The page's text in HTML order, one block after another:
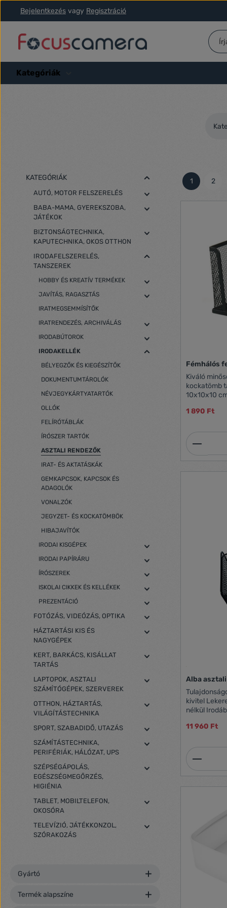
a fő tartalomra
Ugrás a kereséshez
Ugrás a fő navigációhoz
Bejelentkezés vagy Regisztráció
Kategóriák
KATEGÓRIÁK
AUTÓ, MOTOR FELSZERELÉS
BABA-MAMA, GYEREKSZOBA,
JÁTÉKOK
BIZTONSÁGTECHNIKA,
KAPUTECHNIKA, OKOS OTTHON
IRODAFELSZERELÉS,
TANSZEREK
HOBBY ÉS KREATÍV TERMÉKEK
JAVÍTÁS, RAGASZTÁS
IRATMEGSEMMÍSÍTŐK
IRATRENDEZÉS, ARCHIVÁLÁS
IRODABÚTOROK
IRODAKELLÉK
BÉLYEGZŐK ÉS KIEGÉSZÍTŐK
DOKUMENTUMTÁROLÓK
NÉVJEGYKÁRTYATARTÓK
OLLÓK
FELÍRÓTÁBLÁK
ÍRÓSZER TARTÓK
ASZTALI RENDEZŐK
IRAT- ÉS AKTATÁSKÁK
GEMKAPCSOK, KAPCSOK ÉS
ADAGOLÓK
VONALZÓK
JEGYZET- ÉS KOCKATÖMBÖK
HIBAJAVÍTÓK
IRODAI KISGÉPEK
IRODAI PAPÍRÁRU
ÍRÓSZEREK
ISKOLAI CIKKEK ÉS KELLÉKEK
PREZENTÁCIÓ
FOTÓZÁS, VIDEÓZÁS, OPTIKA
HÁZTARTÁSI KIS ÉS
NAGYGÉPEK
KERT, BARKÁCS, KISÁLLAT
TARTÁS
LAPTOPOK, ASZTALI
SZÁMÍTÓGÉPEK, SZERVEREK
OTTHON, HÁZTARTÁS,
VILÁGÍTÁSTECHNIKA
SPORT, SZABADIDŐ, UTAZÁS
SZÁMÍTÁSTECHNIKA,
PERIFÉRIÁK, HÁLÓZAT, UPS
SZÉPSÉGÁPOLÁS,
EGÉSZSÉGMEGŐRZÉS,
HIGIÉNIA
TABLET, MOBILTELEFON,
OKOSÓRA
TELEVÍZIÓ, JÁTÉKKONZOL,
SZÓRAKOZÁS
Gyártó
Termék alapszíne
Oldal
1
Oldal
2
Fémhálós
Kiváló
kockatömb
10x10x10
1 890 Ft
Alba asztali
Tulajdonságok: Igényes
kivitel Lekerekített, egyedi formák Tartozékok
nélkül Irodába és otthonra is ideális Praktikus
Jegyzettömbtartó
vonalzó
11 960 Ft